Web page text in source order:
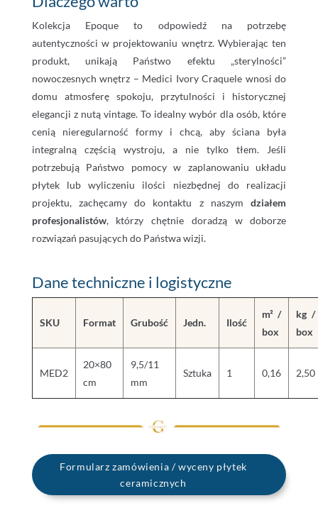
Kolekcja Epoque to odpowiedź na potrzebę
autentyczności w projektowaniu wnętrz. Wybierając ten
produkt, unikają Państwo efektu „sterylności”
nowoczesnych wnętrz – Medici Ivory Craquele wnosi do
domu atmosferę spokoju, przytulności i historycznej
elegancji z nutą vintage. To idealny wybór dla osób, które
cenią nieregularność formy i chcą, aby ściana była
integralną częścią wystroju, a nie tylko tłem. Jeśli
potrzebują Państwo pomocy w zaplanowaniu układu
płytek lub wyliczeniu ilości niezbędnej do realizacji
projektu, zachęcamy do kontaktu z naszymdziałem
profesjonalistów, którzy chętnie doradzą w doborze
rozwiązań pasujących do Państwa wizji.
Dane techniczne i logistyczne
SKU Format Grubość Jedn. Ilość
m² /
box
kg /
box
MED2
20×80
cm
9,5/11
mm
Sztuka 1 0,16 2,50
Formularz zamówienia / wyceny płytek
ceramicznych